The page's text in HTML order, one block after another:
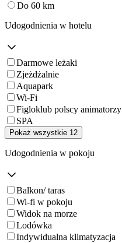
Do 60 km
Udogodnienia w hotelu
Darmowe leżaki
Zjeżdżalnie
Aquapark
Wi-Fi
Figloklub polscy animatorzy
SPA
Pokaż wszystkie 12
Udogodnienia w pokoju
Balkon/ taras
Wi-fi w pokoju
Widok na morze
Lodówka
Indywidualna klimatyzacja